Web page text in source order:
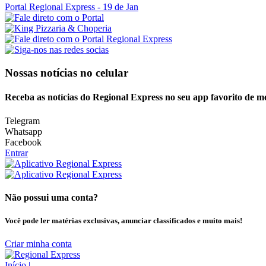
Portal Regional Express - 19 de Jan
Nossas notícias no celular
Receba as notícias do Regional Express no seu app favorito de
Telegram
Whatsapp
Facebook
Entrar
Não possui uma conta?
Você pode ler matérias exclusivas, anunciar classificados e muito mais!
Criar minha conta